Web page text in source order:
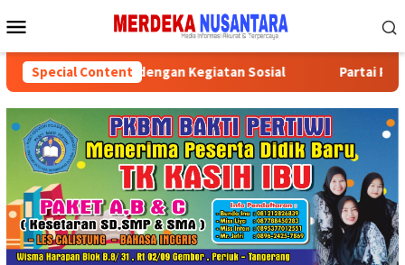
to
Menu
Special Content
HUT ke-81 RI dengan Kegiatan Sosial Partai Politik